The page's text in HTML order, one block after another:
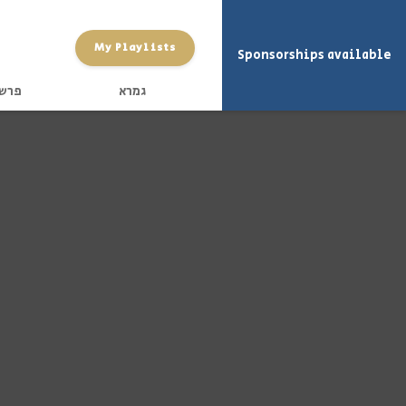
My Playlists
גמרא
Sponsorships available